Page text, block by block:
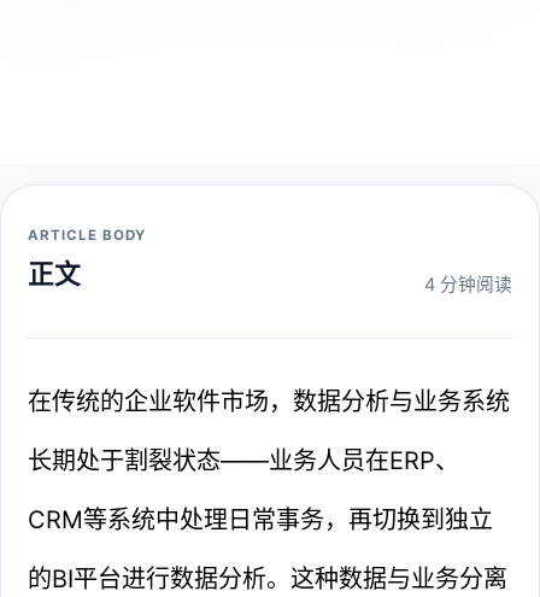
ARTICLE BODY
正文 4 分钟阅读
在传统的企业软件市场，数据分析与业务系统
长期处于割裂状态——业务人员在ERP、
CRM等系统中处理日常事务，再切换到独立
的BI平台进行数据分析。这种数据与业务分离